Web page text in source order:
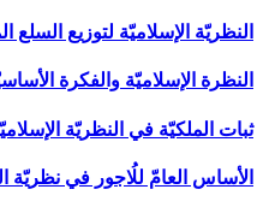
النظريّة الإسلاميّة لتوزيع السلع
النظرة الإسلاميّة والفكرة
ثبات الملكيّة في النظريّة
الأساس العامّ للُاجور في نظريّة